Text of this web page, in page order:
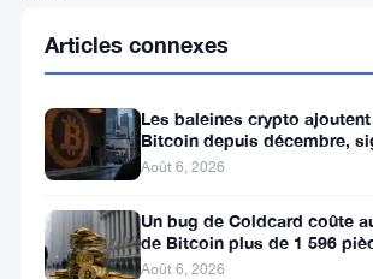
%.
s’agit
Articles connexes
Les baleines crypto ajoutent
Bitcoin depuis décembre,
du marché baissier
Août 6, 2026
Un bug de Coldcard coûte
de Bitcoin plus de 1 596
millions de dollars
Août 6, 2026